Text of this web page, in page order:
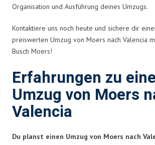
Organisation und Ausführung deines Umzugs.
Kontaktiere uns noch heute und sichere dir
preiswerten Umzug von Moers nach Valencia
Busch Moers!
Erfahrungen zu
Umzug von Moers
Valencia
Du planst einen Umzug von Moers nach